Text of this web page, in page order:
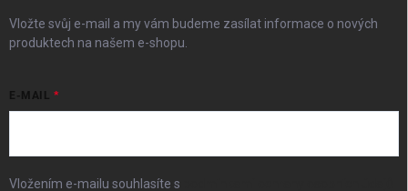
Vložte svůj e-mail a my vám budeme zasílat informace o nových
produktech na našem e-shopu.
E-MAIL
Vložením e-mailu souhlasíte s